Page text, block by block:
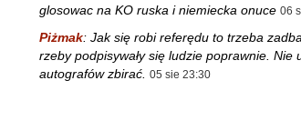
glosowac na KO ruska i niemiecka onuce 06
Piżmak: Jak się robi referędu to trzeba
rzeby podpisywały się ludzie poprawnie. Nie
autografów zbirać. 05 sie 23:30